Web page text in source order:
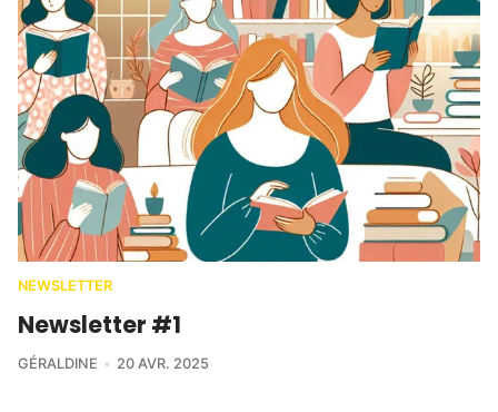
NEWSLETTER
Newsletter #1
GÉRALDINE 20 AVR. 2025